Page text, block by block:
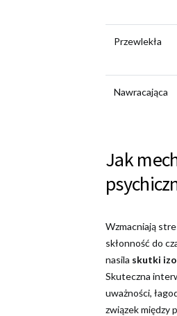
Przewlekła
Nawracająca
Jak
Wzmacniają
skłonność do
nasila skutki
Skuteczna
uważności,
związek między